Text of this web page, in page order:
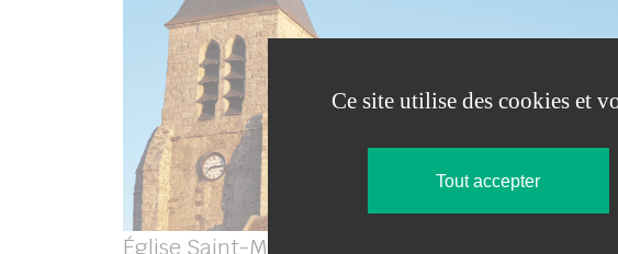
Église Saint-Médard
Ce site utilise des cookies et
Tout accepter